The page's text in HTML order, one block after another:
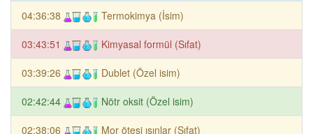
04:36:38 Termokimya (İsim)
03:43:51 Kimyasal formül (Sıfat)
03:39:26 Dublet (Özel isim)
02:42:44 Nötr oksit (Özel isim)
02:38:06 Mor ötesi ışınlar (Sıfat)